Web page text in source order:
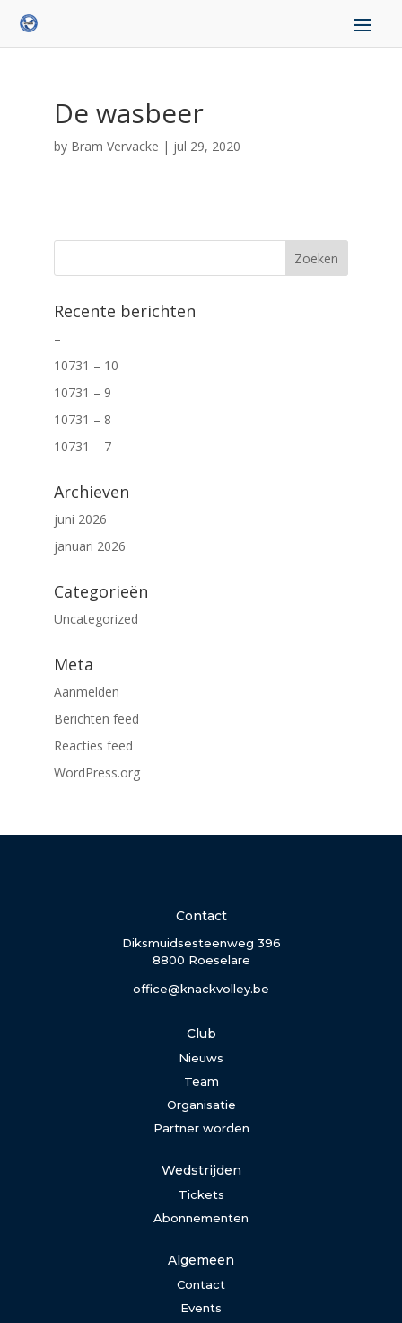
De wasbeer
by Bram Vervacke | jul 29, 2020
Recente berichten
–
10731 – 10
10731 – 9
10731 – 8
10731 – 7
Archieven
juni 2026
januari 2026
Categorieën
Uncategorized
Meta
Aanmelden
Berichten feed
Reacties feed
WordPress.org
Contact
Diksmuidsesteenweg 396
8800 Roeselare
office@knackvolley.be
Club
Nieuws
Team
Organisatie
Partner worden
Wedstrijden
Tickets
Abonnementen
Algemeen
Contact
Events